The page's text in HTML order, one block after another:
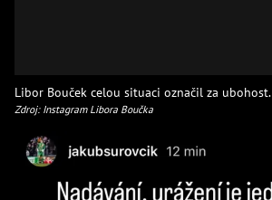
Libor Bouček celou situaci označil za ubohost.
Zdroj: Instagram Libora Boučka